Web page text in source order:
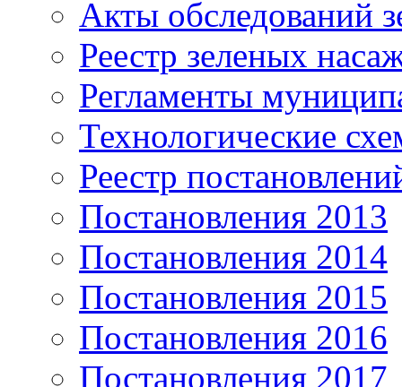
Акты обследований
Реестр зеленых
Регламенты
Технологические
Реестр
Постановления 2013
Постановления 2014
Постановления 2015
Постановления 2016
Постановления 2017